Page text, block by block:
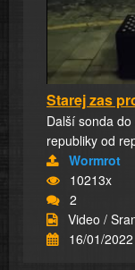
Starej zas
Další sonda
republiky od
Wormrot
10213x
2
Video /
16/01/2022